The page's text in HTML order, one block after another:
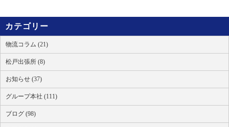
カテゴリー
物流コラム (21)
松戸出張所 (8)
お知らせ (37)
グループ本社 (111)
ブログ (98)